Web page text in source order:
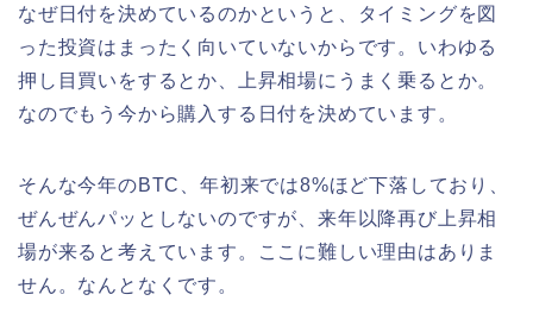
なぜ日付を決めているのかというと、タイミングを図
った投資はまったく向いていないからです。いわゆる
押し目買いをするとか、上昇相場にうまく乗るとか。
なのでもう今から購入する日付を決めています。
そんな今年のBTC、年初来では8%ほど下落しており、
ぜんぜんパッとしないのですが、来年以降再び上昇相
場が来ると考えています。ここに難しい理由はありま
せん。なんとなくです。